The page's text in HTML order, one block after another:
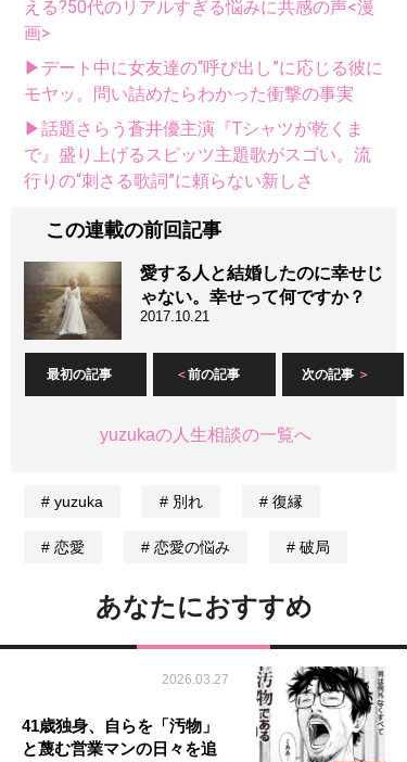
える?50代のリアルすぎる悩みに共感の声<漫
画>
▶デート中に女友達の“呼び出し”に応じる彼に
モヤッ。問い詰めたらわかった衝撃の事実
▶話題さらう蒼井優主演『Tシャツが乾くま
で』盛り上げるスピッツ主題歌がスゴい。流
行りの“刺さる歌詞”に頼らない新しさ
この連載の前回記事
愛する人と結婚したのに幸せじ
ゃない。幸せって何ですか？
2017.10.21
最初の記事 前の記事 次の記事
yuzukaの人生相談の一覧へ
yuzuka 別れ 復縁
恋愛 恋愛の悩み 破局
あなたにおすすめ
2026.03.27
41歳独身、自らを「汚物」
と蔑む営業マンの日々を追